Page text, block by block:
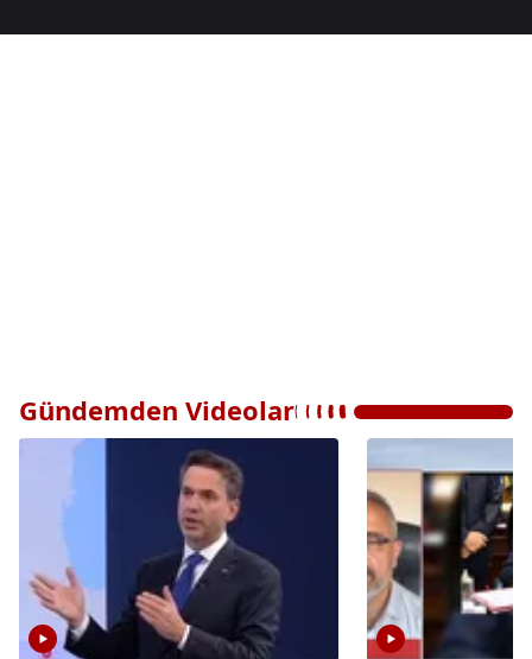
Gündemden Videolar